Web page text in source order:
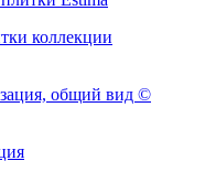
коллекции